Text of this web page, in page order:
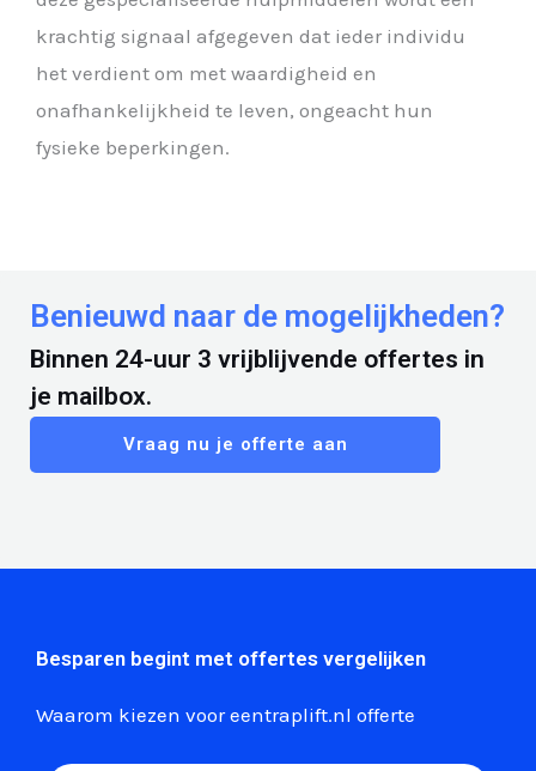
krachtig signaal afgegeven dat ieder individu
het verdient om met waardigheid en
onafhankelijkheid te leven, ongeacht hun
fysieke beperkingen.
Benieuwd naar de mogelijkheden?
Binnen 24-uur 3 vrijblijvende offertes in
je mailbox.
Vraag nu je offerte aan
Besparen begint met offertes vergelijken
Waarom kiezen voor eentraplift.nl offerte